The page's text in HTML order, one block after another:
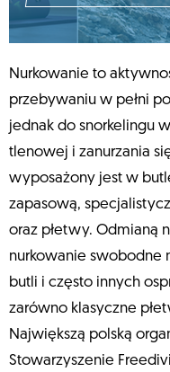
Nurkowanie to
przebywaniu w pełni
jednak do snorkelingu
tlenowej i zanurzania
wyposażony jest w
zapasową,
oraz płetwy. Odmianą
nurkowanie swobodne
butli i często innych
zarówno klasyczne
Największą polską
Stowarzyszenie